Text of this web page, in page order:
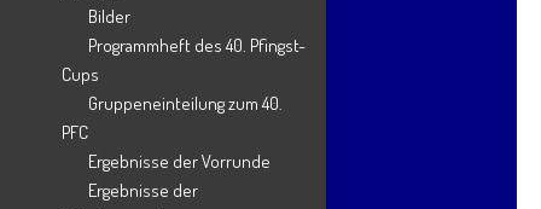
Uncategorised
Uncategorized
Vereinsfest
Vereinsheim
Bilder
Programmheft des 40. Pfingst-
Cups
Gruppeneinteilung zum 40.
PFC
Ergebnisse der Vorrunde
Ergebnisse der